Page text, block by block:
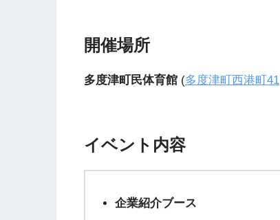
開催場所
多度津町民体育館 (多度津町西港町41
イベント内容
企業紹介ブース